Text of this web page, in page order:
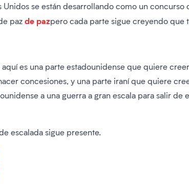
se están desarrollando como un
pazde pazpero cada parte sigue creyendo que
es una parte estadounidense que quiere
concesiones, y una parte iraní que quiere
a una guerra a gran escala para salir de
escalada sigue presente.